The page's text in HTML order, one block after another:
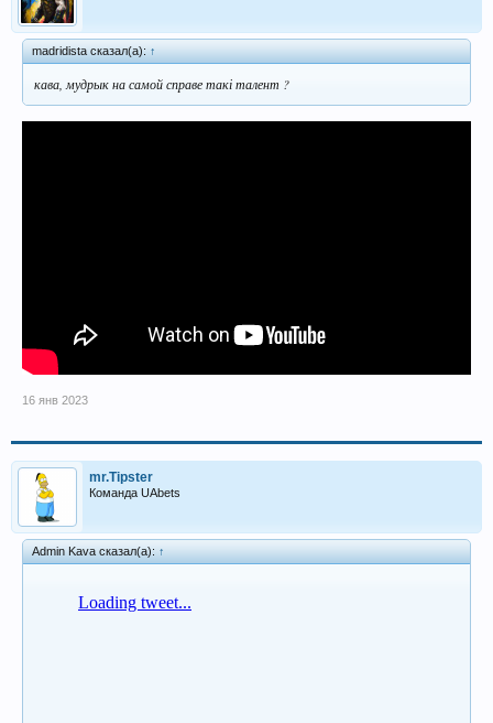
madridista сказал(а): ↑
кава, мудрык на самой справе такі талент ?
16 янв 2023
mr.Tipster
Команда UAbets
Admin Kava сказал(а): ↑